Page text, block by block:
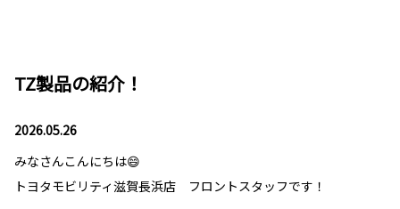
TZ製品の紹介！
2026.05.26
みなさんこんにちは😄
トヨタモビリティ滋賀長浜店 フロントスタッフです！